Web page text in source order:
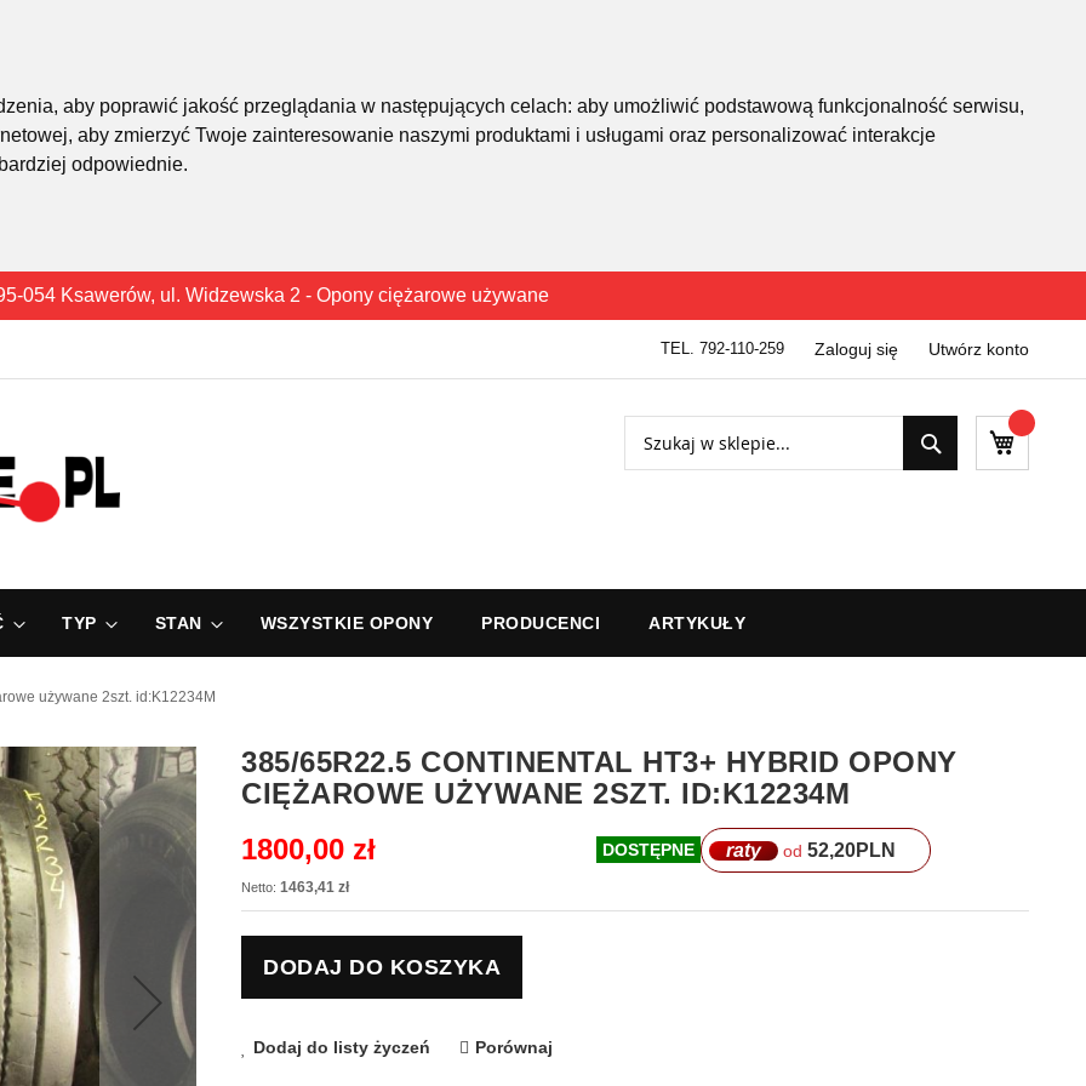
aby poprawić jakość przeglądania w następujących celach: aby umożliwić podstawową funkcjonalność serwisu,
, aby zmierzyć Twoje zainteresowanie naszymi produktami i usługami oraz personalizować interakcje
odpowiednie.
054 Ksawerów, ul. Widzewska 2 - Opony ciężarowe używane
TEL. 792-110-259 Zaloguj się Utwórz konto
Mój
Szukaj
TYP STAN WSZYSTKIE OPONY PRODUCENCI ARTYKUŁY
używane 2szt. id:K12234M
385/65R22.5 CONTINENTAL HT3+ HYBRID OPONY
CIĘŻAROWE UŻYWANE 2SZT. ID:K12234M
1800,00 zł
1463,41 zł
DOSTĘPNE raty od 52,20PLN
DODAJ DO KOSZYKA
Dodaj do listy życzeń Porównaj